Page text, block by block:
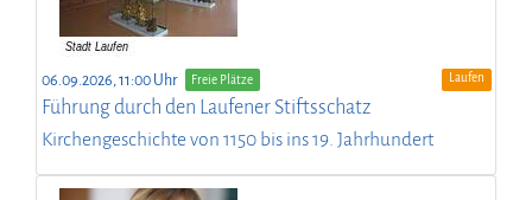
06.09.2026, 11:00 Uhr Freie Plätze Laufen
Führung durch den Laufener Stiftsschatz
Kirchengeschichte von 1150 bis ins 19. Jahrhundert